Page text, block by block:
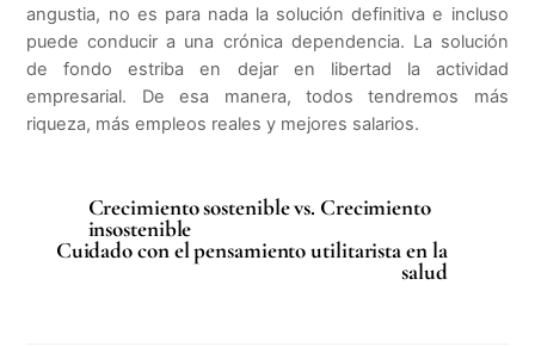
angustia, no es para nada la solución definitiva e incluso
puede conducir a una crónica dependencia. La solución
de fondo estriba en dejar en libertad la actividad
empresarial. De esa manera, todos tendremos más
riqueza, más empleos reales y mejores salarios.
Crecimiento sostenible vs. Crecimiento
insostenible
Cuidado con el pensamiento utilitarista en la
salud